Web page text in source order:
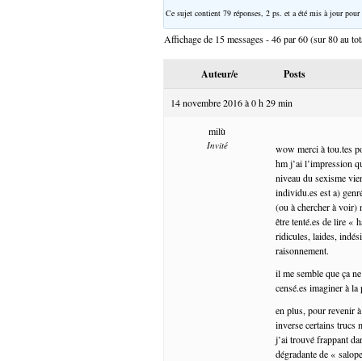
Ce sujet contient 79 réponses, 2 ps. et a été mis à jour
Affichage de 15 messages - 46 par 60 (sur 80 au
Auteur/e Posts
14 novembre 2016 à 0 h 29 min
milù
Invité
wow merci à tou.tes
hm j’ai l’impression
niveau du sexisme
individu.es est a)
(ou à chercher à voir)
être tenté.es de lire «
ridicules, laides,
raisonnement.
il me semble que ça
censé.es imaginer à
en plus, pour revenir
inverse certains trucs
j’ai trouvé frappant
dégradante de «